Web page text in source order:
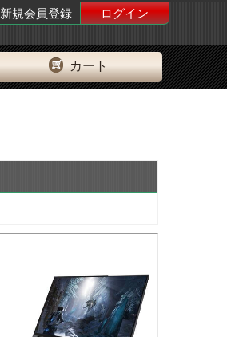
新規会員登録
ログイン
カート